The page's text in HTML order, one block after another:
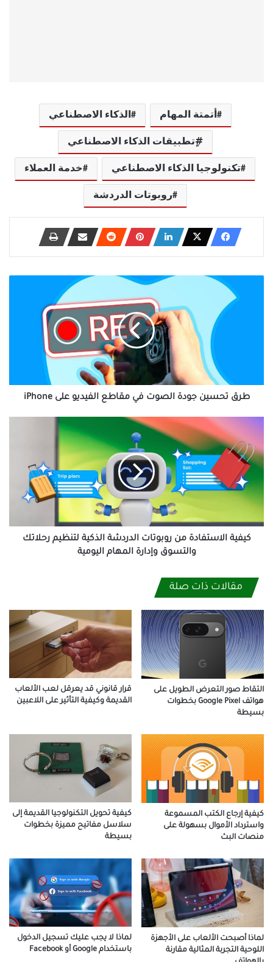
أتمتة المهام الذكاء الاصطناعي
ٍتطبيقات الذكاء الاصطناعي
تكنولوجيا الذكاء الاصطناعي خدمة العملاء
روبوتات الدردشة
طرق تحسين جودة الصوت في مقاطع الفيديو على iPhone
الاستفادة
من
روبوتات
الدردشة
الذكية
لتنظيم
والتسوق
وإدارةكيفية الاستفادة من روبوتات الدردشة الذكية لتنظيم رحلاتك
والتسوق وإدارة المهام اليومية
مقالات ذات صلة
قرار قانوني قد يعرقل لعب الألعاب
القديمة وكيفية التأثير على اللاعبين
التقاط صور التعرض الطويل على
هواتف Google Pixel بخطوات
بسيطة
كيفية تحويل التكنولوجيا القديمة إلى
سلاسل مفاتيح مميزة بخطوات
بسيطة
كيفية إرجاع الكتب المسموعة
واسترداد الأموال بسهولة على
منصات البث
لماذا لا يجب عليك تسجيل الدخول
باستخدام Google أو Facebook
لماذا أصبحت الألعاب على الأجهزة
اللوحية التجربة المثالية مقارنة